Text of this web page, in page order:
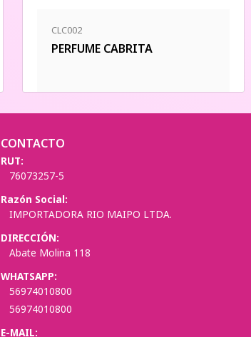
CLC002
PERFUME CABRITA
CONTACTO
RUT:
76073257-5
Razón Social:
IMPORTADORA RIO MAIPO LTDA.
DIRECCIÓN:
Abate Molina 118
WHATSAPP:
56974010800
56974010800
E-MAIL: